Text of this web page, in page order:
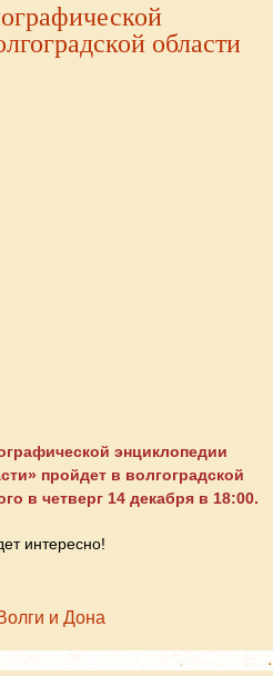
области
энциклопедии
пройдет в волгоградской
в четверг 14 декабря в 18:00.
интересно!
и Дона